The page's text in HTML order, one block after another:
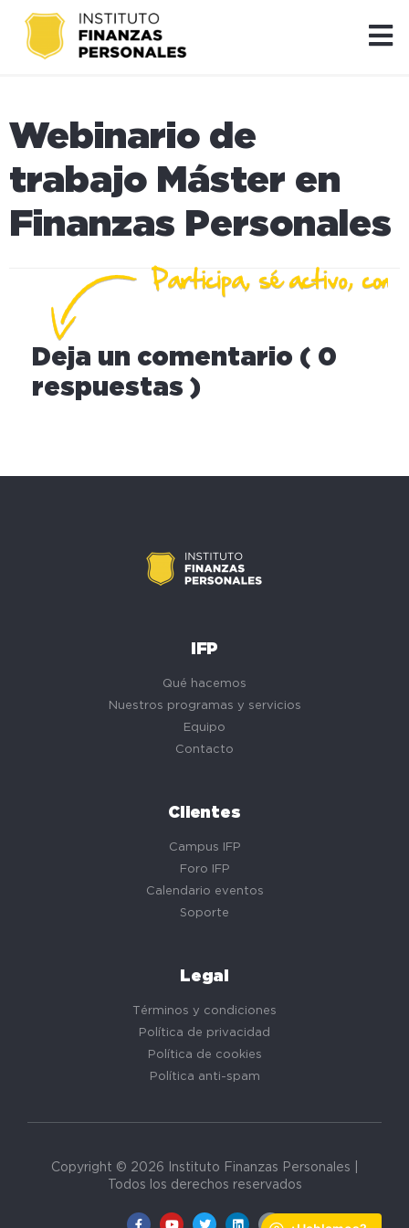
Webinario de
trabajo Máster en
Finanzas Personales
Deja un comentario ( 0
respuestas )
IFP
Qué hacemos
Nuestros programas y servicios
Equipo
Contacto
Clientes
Campus IFP
Foro IFP
Calendario eventos
Soporte
Legal
Términos y condiciones
Política de privacidad
Política de cookies
Política anti-spam
Copyright © 2026 Instituto Finanzas Personales |
Todos los derechos reservados